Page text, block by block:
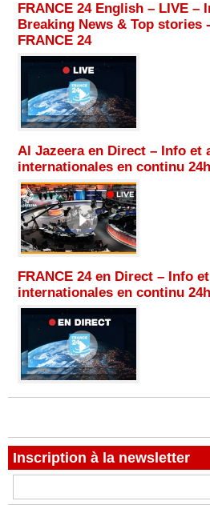
FRANCE 24 English – LIVE –
Breaking News & Top stories
FRANCE 24
Al Jazeera en Direct – Info et
internationales en continu
FRANCE 24 en Direct – Info
internationales en continu
Inscription à la newsletter